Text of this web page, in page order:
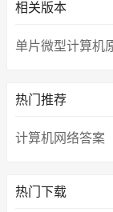
相关版本
单片微型计算机
热门推荐
计算机网络答案
热门下载